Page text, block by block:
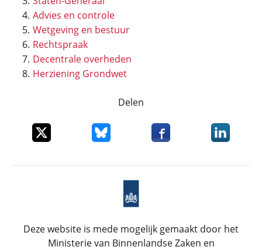
Advies en controle
Wetgeving en bestuur
Rechtspraak
Decentrale overheden
Herziening Grondwet
Delen
Deel dit item op XDeel dit item op Bluesky
Deel dit item opDeel dit
Deze website is mede mogelijk gemaakt door het
Ministerie van Binnenlandse Zaken en